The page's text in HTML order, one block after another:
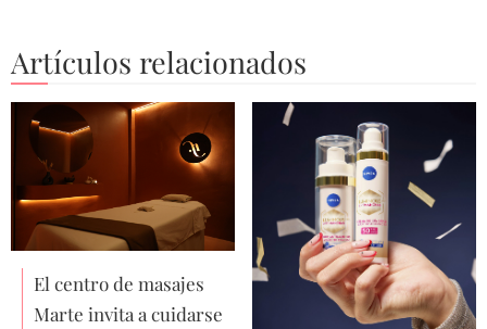
Artículos relacionados
El centro de masajes
Marte invita a cuidarse